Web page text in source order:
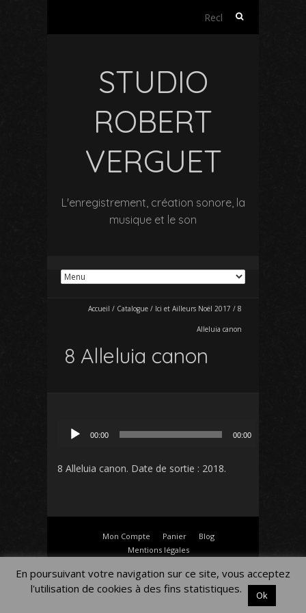
Rechercher :
STUDIO
ROBERT
VERGUET
L'enregistrement, création sonore, la
musique et le son
Accueil / Catalogue / Ici et Ailleurs Noël 2017 / 8
Alleluia canon
8 Alleluia canon
00:00 00:00
8 Alleluia canon. Date de sortie : 2018.
Mon Compte Panier
Blog
Mentions légales
En poursuivant votre navigation sur ce site, vous acceptez
l'utilisation de cookies à des fins statistiques.
Ok